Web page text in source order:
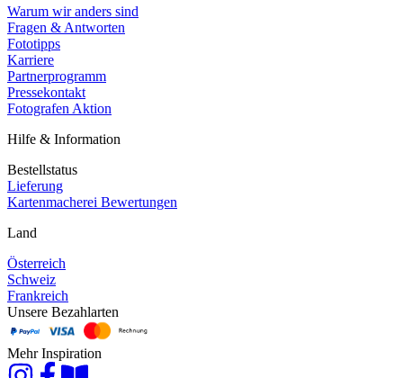
Warum wir anders sind
Fragen & Antworten
Fototipps
Karriere
Partnerprogramm
Pressekontakt
Fotografen Aktion
Hilfe & Information
Bestellstatus
Lieferung
Kartenmacherei Bewertungen
Land
Österreich
Schweiz
Frankreich
Unsere Bezahlarten
Mehr Inspiration